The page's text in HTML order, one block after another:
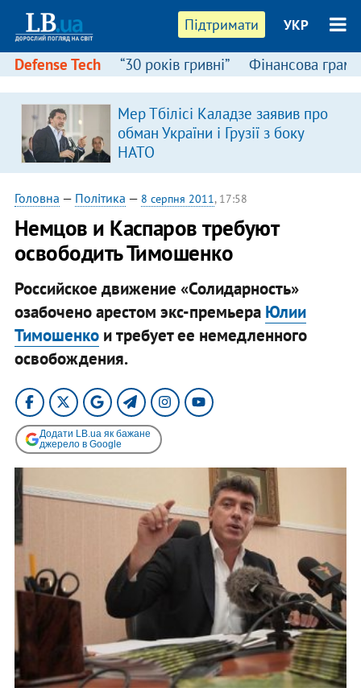
Підтримати УКР
Defense Tech “30 років гривні” Фінансова
Мер Тбілісі Каладзе заявив про
обман України і Грузії з боку
НАТО
Головна — Політика — 8 серпня 2011, 17:58
Немцов и Каспаров требуют
освободить Тимошенко
Российское движение «Солидарность»
озабочено арестом экс-премьера Юлии
Тимошенкои требует ее немедленного
освобождения.
Додати LB.ua як бажане
джерело в Google